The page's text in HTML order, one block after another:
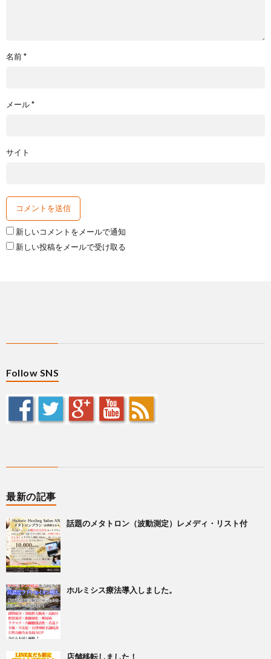
名前*
メール*
サイト
新しいコメントをメールで通知
新しい投稿をメールで受け取る
Follow SNS
最新の記事
話題のメタトロン（波動測定）レメディ・リスト付
ホルミシス療法導入しました。
店舗移転しました！